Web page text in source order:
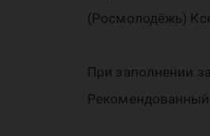
(Росмолодёжь)
При заполнении
Рекомендованный